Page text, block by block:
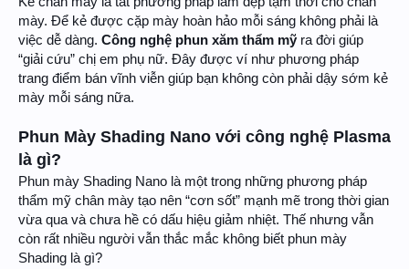
mày. Để kẻ được cặp mày hoàn hảo mỗi sáng không phải là
việc dễ dàng. Công nghệ phun xăm thẩm mỹ ra đời giúp
“giải cứu” chị em phụ nữ. Đây được ví như phương pháp
trang điểm bán vĩnh viễn giúp bạn không còn phải dậy sớm kẻ
mày mỗi sáng nữa.
Phun Mày Shading Nano với công nghệ Plasma
là gì?
Phun mày Shading Nano là một trong những phương pháp
thẩm mỹ chân mày tạo nên “cơn sốt” mạnh mẽ trong thời gian
vừa qua và chưa hề có dấu hiệu giảm nhiệt. Thế nhưng vẫn
còn rất nhiều người vẫn thắc mắc không biết phun mày
Shading là gì?